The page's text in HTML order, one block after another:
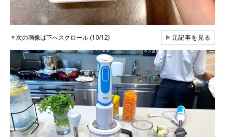
▼次の画像は下へスクロール (10/12) ▶元記事を見る